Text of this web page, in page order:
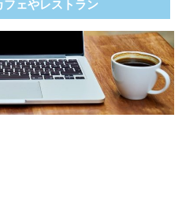
」をタップ。
るので、「Accept&Connect」と
簡単に接続が可能だ。
も、スターバックスのフリー
があるので、つながりが悪いと
。
ェやレストラン